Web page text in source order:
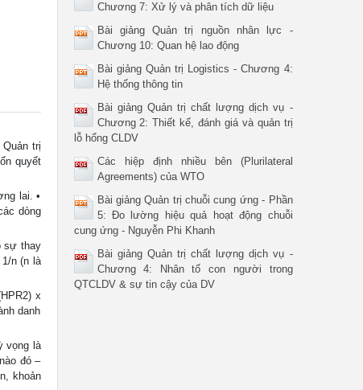
trị
quyết
lai. •
dòng
sự thay
n (n là
x
danh
vọng là
đó –
khoản
Chương 7: Xử lý và phân tích dữ liệu
Bài giảng Quản trị nguồn nhân lực -
Chương 10: Quan hệ lao động
Bài giảng Quản trị Logistics - Chương 4:
Hệ thống thông tin
Bài giảng Quản trị chất lượng dịch vụ -
Chương 2: Thiết kế, đánh giá và quản trị
lỗ hổng CLDV
Các hiệp định nhiều bên (Plurilateral
Agreements) của WTO
Bài giảng Quản trị chuỗi cung ứng - Phần
5: Đo lường hiệu quả hoạt động chuỗi
cung ứng - Nguyễn Phi Khanh
Bài giảng Quản trị chất lượng dịch vụ -
Chương 4: Nhân tố con người trong
QTCLDV & sự tin cậy của DV